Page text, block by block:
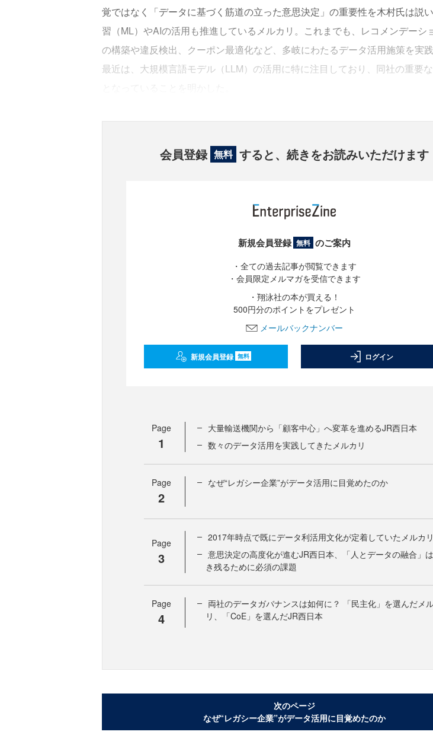
覚ではなく「データに基づく筋道の立った意思決定」の重要性を木村氏は説
習（ML）やAIの活用も推進しているメルカリ。これまでも、レコメンデーシ
の構築や違反検出、クーポン最適化など、多岐にわたるデータ活用施策を実践
最近は、大規模言語モデル（LLM）の活用に特に注目しており、同社の重要
会員登録 無料 すると、続きをお読みいただけます
新規会員登録 無料 のご案内
・全ての過去記事が閲覧できます
・会員限定メルマガを受信できます
・翔泳社の本が買える！
500円分のポイントをプレゼント
メールバックナンバー
新規会員登録 無料 ログイン
Page
1
大量輸送機関から「顧客中心」へ変革を進めるJR西日本
数々のデータ活用を実践してきたメルカリ
Page
2
なぜ“レガシー企業”がデータ活用に目覚めたのか
Page
3
2017年時点で既にデータ利活用文化が定着していたメルカリ
意思決定の高度化が進むJR西日本、「人とデータの融合」
き残るために必須の課題
Page
4
両社のデータガバナンスは如何に？ 「民主化」を選んだメ
リ、「CoE」を選んだJR西日本
次のページ
なぜ“レガシー企業”がデータ活用に目覚めたのか